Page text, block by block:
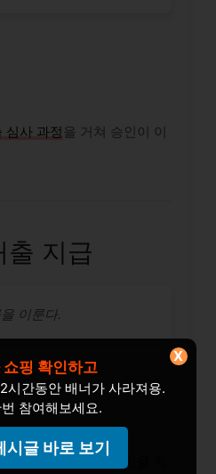
심사 과정을 거쳐 승인이 이
출 지급
이룬다.
히 확인하고, 대출 이율
쇼핑 확인하고
시간동안 배너가 사라져용.
참여해보세요.
글 바로 보기
X